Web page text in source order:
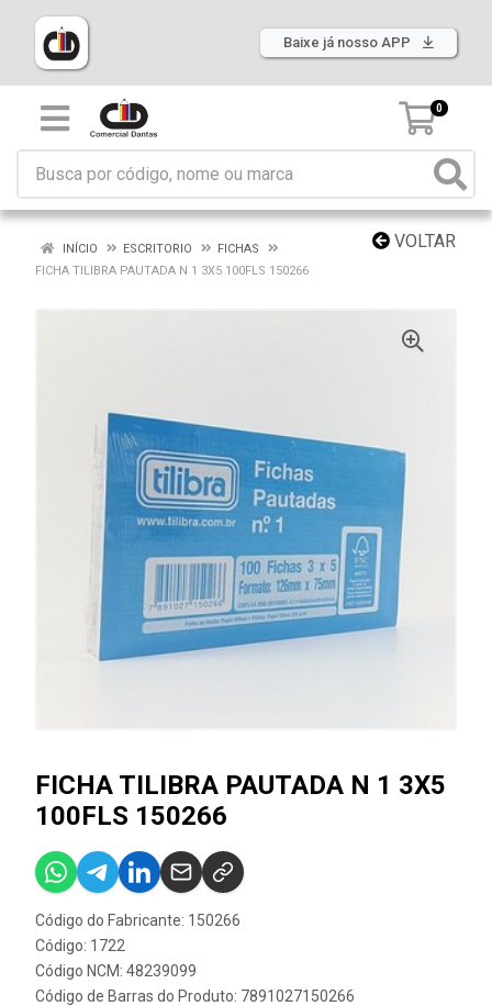
Baixe já nosso APP
0
VOLTAR
INÍCIO ESCRITORIO
FICHAS
FICHA TILIBRA PAUTADA N 1 3X5 100FLS 150266
FICHA TILIBRA PAUTADA N 1 3X5
100FLS 150266
Código do Fabricante: 150266
Código: 1722
Código NCM: 48239099
Código de Barras do Produto: 7891027150266